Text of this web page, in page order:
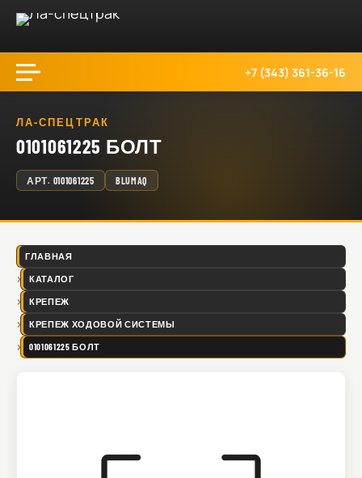
+7 (343) 361-36-16
ЛА-СПЕЦТРАК
0101061225 БОЛТ
АРТ. 0101061225 BLUMAQ
ГЛАВНАЯ
КАТАЛОГ
КРЕПЕЖ
КРЕПЕЖ ХОДОВОЙ СИСТЕМЫ
0101061225 БОЛТ